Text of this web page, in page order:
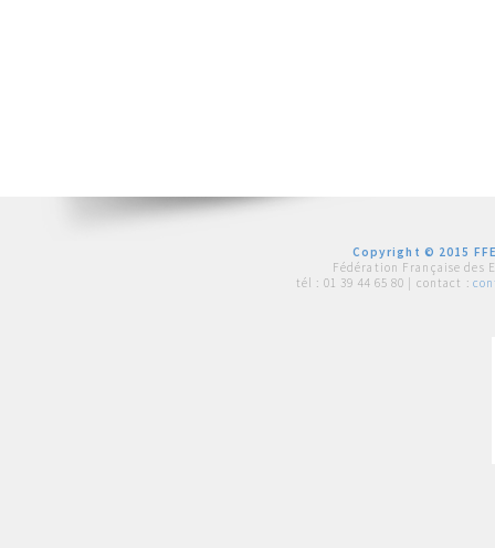
Copyright © 2015
Fédération Française des
tél : 01 39 44 65 80 | contact :